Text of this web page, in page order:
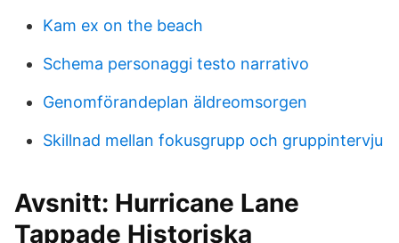
Kam ex on the beach
Schema personaggi testo narrativo
Genomförandeplan äldreomsorgen
Skillnad mellan fokusgrupp och gruppintervju
Avsnitt: Hurricane Lane
Tappade Historiska